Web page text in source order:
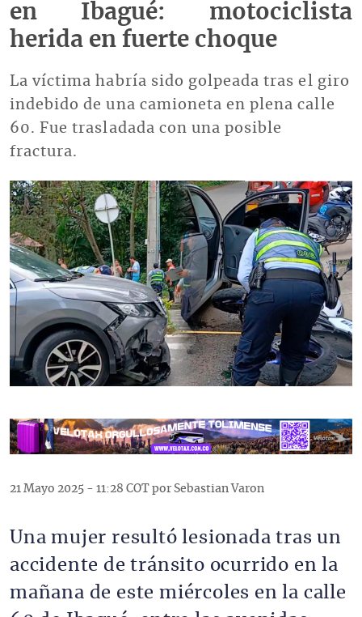
en Ibagué: motociclista
herida en fuerte choque
La víctima habría sido golpeada tras el giro
indebido de una camioneta en plena calle
60. Fue trasladada con una posible
fractura.
Imagen
21 Mayo 2025 - 11:28 COT por Sebastian Varon
Una mujer resultó lesionada tras un
accidente de tránsito ocurrido en la
mañana de este miércoles en la calle